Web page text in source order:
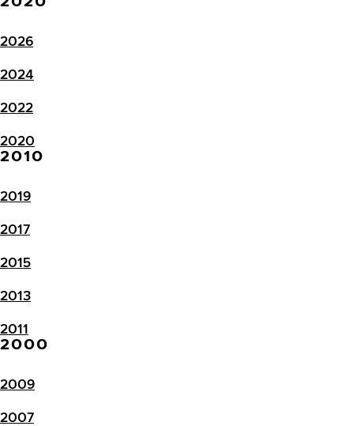
2026
2024
2022
2020
2010
2019
2017
2015
2013
2011
2000
2009
2007